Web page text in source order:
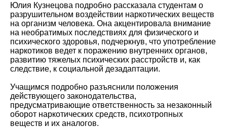
Юлия Кузнецова подробно рассказала студентам о
разрушительном воздействии наркотических веществ
на организм человека. Она акцентировала внимание
на необратимых последствиях для физического и
психического здоровья, подчеркнув, что употребление
наркотиков ведет к поражению внутренних органов,
развитию тяжелых психических расстройств и, как
следствие, к социальной дезадаптации.
Учащимся подробно разъяснили положения
действующего законодательства,
предусматривающие ответственность за незаконный
оборот наркотических средств, психотропных
веществ и их аналогов.